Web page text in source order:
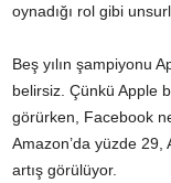
oynadığı rol gibi
Beş yılın şampiyonu
belirsiz. Çünkü Apple
görürken, Facebook
Amazon’da yüzde 29,
artış görülüyor.